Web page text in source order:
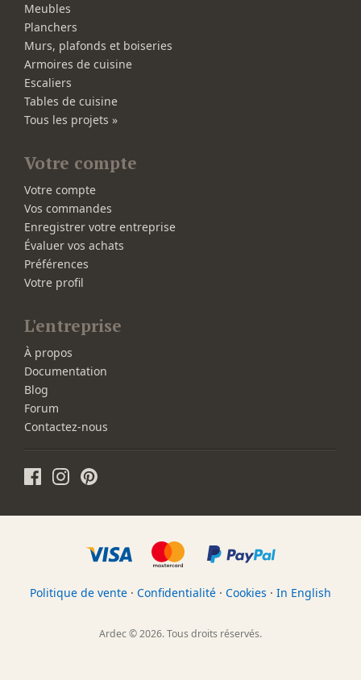
Meubles
Planchers
Murs, plafonds et boiseries
Armoires de cuisine
Escaliers
Tables de cuisine
Tous les projets »
Votre compte
Votre compte
Vos commandes
Enregistrer votre entreprise
Évaluer vos achats
Préférences
Votre profil
L'entreprise
À propos
Documentation
Blog
Forum
Contactez-nous
Politique de vente · Confidentialité · Cookies · In English
Ardec © 2026. Tous droits réservés.